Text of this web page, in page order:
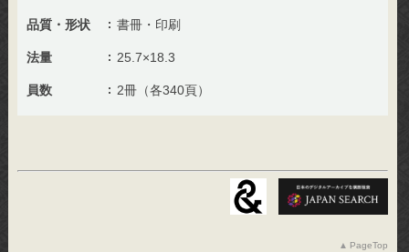
品質・形状 書冊・印刷
法量 25.7×18.3
員数 2冊（各340頁）
PageTop